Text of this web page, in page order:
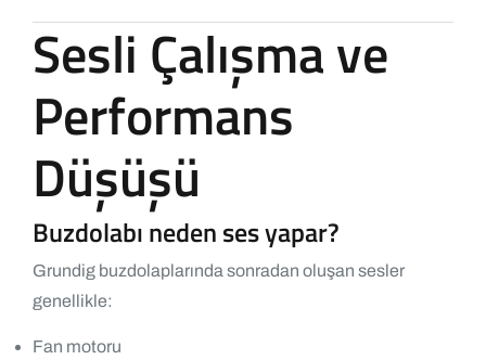
Sesli Çalışma ve
Performans
Düşüşü
Buzdolabı neden ses yapar?
Grundig buzdolaplarında sonradan oluşan sesler
genellikle:
Fan motoru